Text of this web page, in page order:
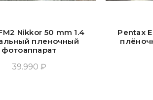
Nikkor 50 mm 1.4
пленочный
фотоаппарат
39.990 ₽
Pentax